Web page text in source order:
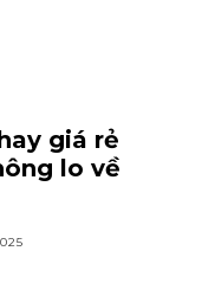
giá rẻ
lo về